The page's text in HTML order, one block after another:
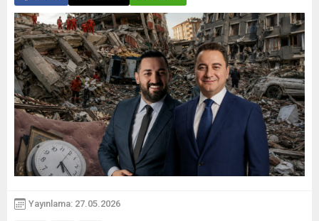
Yayınlama: 27.05.2026